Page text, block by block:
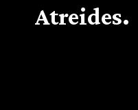
Atreides.